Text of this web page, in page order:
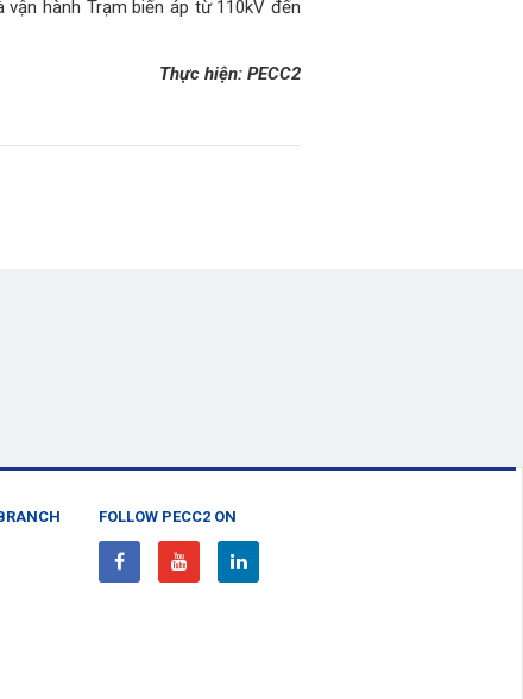
hành Trạm biến áp từ 110kV đến
Thực hiện: PECC2
FOLLOW PECC2 ON